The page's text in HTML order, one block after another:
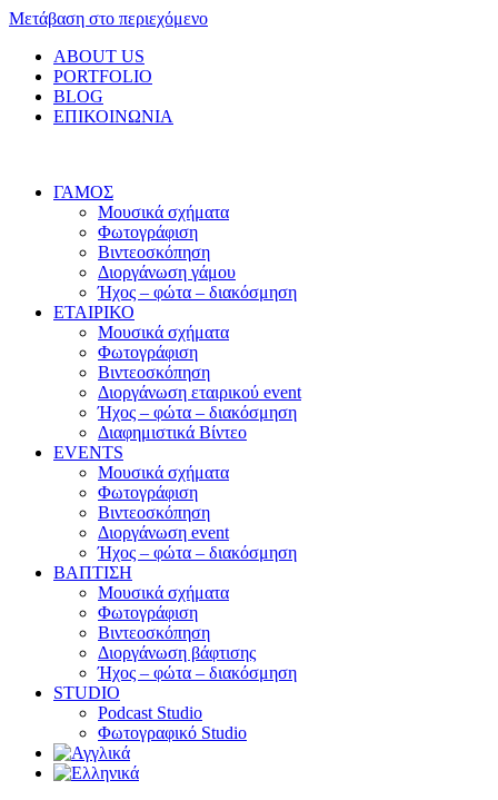
Μετάβαση στο περιεχόμενο
ABOUT US
PORTFOLIO
BLOG
ΕΠΙΚΟΙΝΩΝΙΑ
ΓΑΜΟΣ
Μουσικά σχήματα
Φωτογράφιση
Βιντεοσκόπηση
Διοργάνωση γάμου
Ήχος – φώτα – διακόσμηση
ΕΤΑΙΡΙΚΟ
Μουσικά σχήματα
Φωτογράφιση
Βιντεοσκόπηση
Διοργάνωση εταιρικού event
Ήχος – φώτα – διακόσμηση
Διαφημιστικά Βίντεο
EVENTS
Μουσικά σχήματα
Φωτογράφιση
Βιντεοσκόπηση
Διοργάνωση event
Ήχος – φώτα – διακόσμηση
ΒΑΠΤΙΣΗ
Μουσικά σχήματα
Φωτογράφιση
Βιντεοσκόπηση
Διοργάνωση βάφτισης
Ήχος – φώτα – διακόσμηση
STUDIO
Podcast Studio
Φωτογραφικό Studio